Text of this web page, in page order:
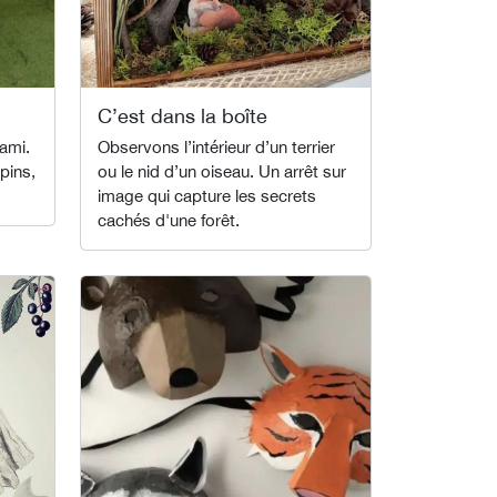
C’est dans la boîte
Observons l’intérieur d’un terrier
ou le nid d’un oiseau. Un arrêt sur
image qui capture les secrets
cachés d'une forêt.